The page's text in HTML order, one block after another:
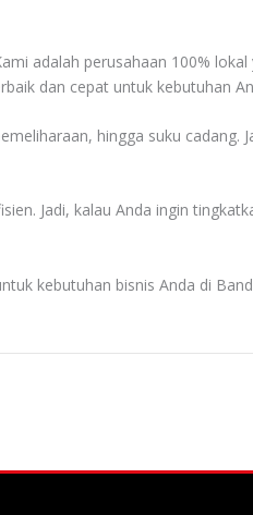
adalah perusahaan 100%
dan cepat untuk kebutuhan
hingga suku cadang.
Jadi, kalau Anda ingin
kebutuhan bisnis Anda di